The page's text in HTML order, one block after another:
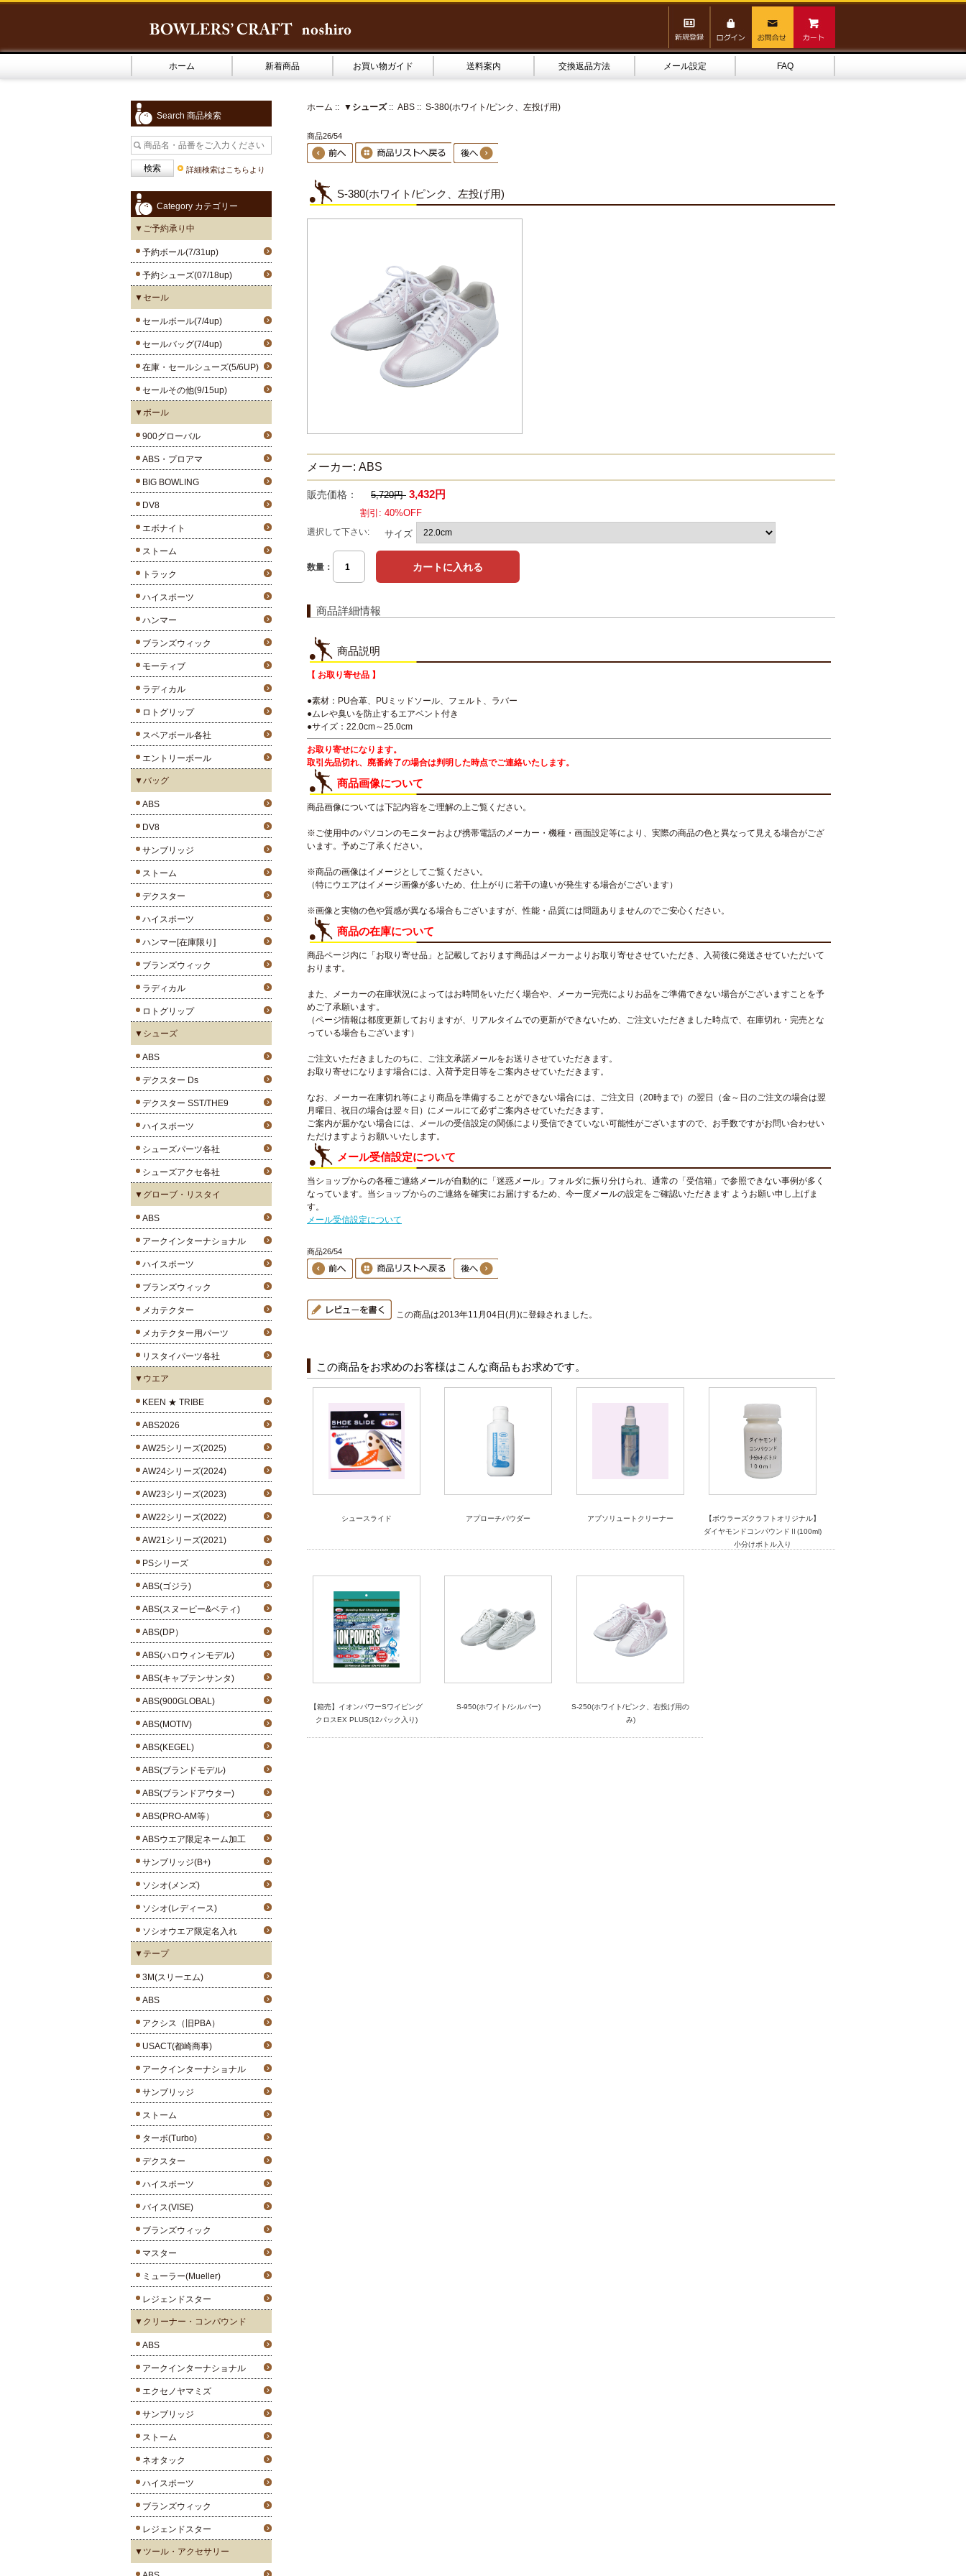
ホーム 新着商品 お買い物ガイド 送料案内 交換返品方法 メール設定 FAQ
Search 商品検索
詳細検索はこちらより
Category カテゴリー
▼ご予約承り中
予約ボール(7/31up)
予約シューズ(07/18up)
▼セール
セールボール(7/4up)
セールバッグ(7/4up)
在庫・セールシューズ(5/6UP)
セールその他(9/15up)
▼ボール
900グローバル
ABS・プロアマ
BIG BOWLING
DV8
エボナイト
ストーム
トラック
ハイスポーツ
ハンマー
ブランズウィック
モーティブ
ラディカル
ロトグリップ
スペアボール各社
エントリーボール
▼バッグ
ABS
DV8
サンブリッジ
ストーム
デクスター
ハイスポーツ
ハンマー[在庫限り]
ブランズウィック
ラディカル
ロトグリップ
▼シューズ
ABS
デクスター Ds
デクスター SST/THE9
ハイスポーツ
シューズパーツ各社
シューズアクセ各社
▼グローブ・リスタイ
ABS
アークインターナショナル
ハイスポーツ
ブランズウィック
メカテクター
メカテクター用パーツ
リスタイパーツ各社
▼ウエア
KEEN ★ TRIBE
ABS2026
AW25シリーズ(2025)
AW24シリーズ(2024)
AW23シリーズ(2023)
AW22シリーズ(2022)
AW21シリーズ(2021)
PSシリーズ
ABS(ゴジラ)
ABS(スヌーピー&ベティ)
ABS(DP）
ABS(ハロウィンモデル)
ABS(キャプテンサンタ)
ABS(900GLOBAL)
ABS(MOTIV)
ABS(KEGEL)
ABS(ブランドモデル)
ABS(ブランドアウター)
ABS(PRO-AM等）
ABSウエア限定ネーム加工
サンブリッジ(B+)
ソシオ(メンズ)
ソシオ(レディース)
ソシオウエア限定名入れ
▼テープ
3M(スリーエム)
ABS
アクシス（旧PBA）
USACT(都崎商事)
アークインターナショナル
サンブリッジ
ストーム
ターボ(Turbo)
デクスター
ハイスポーツ
バイス(VISE)
ブランズウィック
マスター
ミューラー(Mueller)
レジェンドスター
▼クリーナー・コンパウンド
ABS
アークインターナショナル
エクセノヤマミズ
サンブリッジ
ストーム
ネオタック
ハイスポーツ
ブランズウィック
レジェンドスター
▼ツール・アクセサリー
ホーム :: ▼シューズ:: ABS :: S-380(ホワイト/ピンク、左投げ用)
商品26/54
S-380(ホワイト/ピンク、左投げ用)
メーカー: ABS
販売価格： 5,720円 3,432円
割引: 40%OFF
選択して下さい:
サイズ
数量：
商品詳細情報
商品説明
【 お取り寄せ品 】
●素材：PU合革、PUミッドソール、フェルト、ラバー
●ムレや臭いを防止するエアベント付き
●サイズ：22.0cm～25.0cm
お取り寄せになります。
取引先品切れ、廃番終了の場合は判明した時点でご連絡いたします。
商品画像について
商品画像については下記内容をご理解の上ご覧ください。
※ご使用中のパソコンのモニターおよび携帯電話のメーカー・機種・画面設定等により、実際の商品の色と異なって見える場合がござ
います。予めご了承ください。
※商品の画像はイメージとしてご覧ください。
（特にウエアはイメージ画像が多いため、仕上がりに若干の違いが発生する場合がございます）
※画像と実物の色や質感が異なる場合もございますが、性能・品質には問題ありませんのでご安心ください。
商品の在庫について
商品ページ内に「お取り寄せ品」と記載しております商品はメーカーよりお取り寄せさせていただき、入荷後に発送させていただいて
おります。
また、メーカーの在庫状況によってはお時間をいただく場合や、メーカー完売によりお品をご準備できない場合がございますことを予
めご了承願います。
（ページ情報は都度更新しておりますが、リアルタイムでの更新ができないため、ご注文いただきました時点で、在庫切れ・完売とな
っている場合もございます）
ご注文いただきましたのちに、ご注文承諾メールをお送りさせていただきます。
お取り寄せになります場合には、入荷予定日等をご案内させていただきます。
なお、メーカー在庫切れ等により商品を準備することができない場合には、ご注文日（20時まで）の翌日（金～日のご注文の場合は翌
月曜日、祝日の場合は翌々日）にメールにて必ずご案内させていただきます。
ご案内が届かない場合には、メールの受信設定の関係により受信できていない可能性がございますので、お手数ですがお問い合わせい
ただけますようお願いいたします。
メール受信設定について
当ショップからの各種ご連絡メールが自動的に「迷惑メール」フォルダに振り分けられ、通常の「受信箱」で参照できない事例が多く
なっています。当ショップからのご連絡を確実にお届けするため、今一度メールの設定をご確認いただきます ようお願い申し上げま
す。
メール受信設定について
商品26/54
この商品は2013年11月04日(月)に登録されました。
この商品をお求めのお客様はこんな商品もお求めです。
シュースライド アプローチパウダー アブソリュートクリーナー
【ボウラーズクラフトオリジナル】
ダイヤモンドコンパウンドⅡ(100ml)
小分けボトル入り
【箱売】イオンパワーSワイピング
クロスEX PLUS(12パック入り)
S-950(ホワイト/シルバー)
S-250(ホワイト/ピンク、右投げ用の
み)